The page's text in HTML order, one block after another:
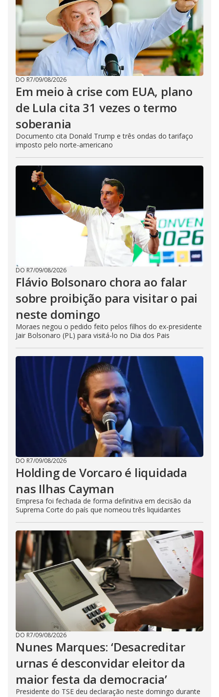
DO R7/09/08/2026
Em meio à crise com EUA, plano
de Lula cita 31 vezes o termo
soberania
Documento cita Donald Trump e três ondas do tarifaço
imposto pelo norte-americano
DO R7/09/08/2026
Flávio Bolsonaro chora ao falar
sobre proibição para visitar o pai
neste domingo
Moraes negou o pedido feito pelos filhos do ex-presidente
Jair Bolsonaro (PL) para visitá-lo no Dia dos Pais
DO R7/09/08/2026
Holding de Vorcaro é liquidada
nas Ilhas Cayman
Empresa foi fechada de forma definitiva em decisão da
Suprema Corte do país que nomeou três liquidantes
DO R7/09/08/2026
Nunes Marques: ‘Desacreditar
urnas é desconvidar eleitor da
maior festa da democracia’
Presidente do TSE deu declaração neste domingo durante